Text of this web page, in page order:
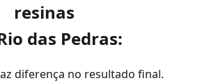
resinas
das Pedras:
diferença no resultado final.